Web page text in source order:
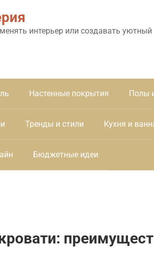
интерьер или создавать
Настенные покрытия Полы
Тренды и стили Кухня и
Бюджетные идеи